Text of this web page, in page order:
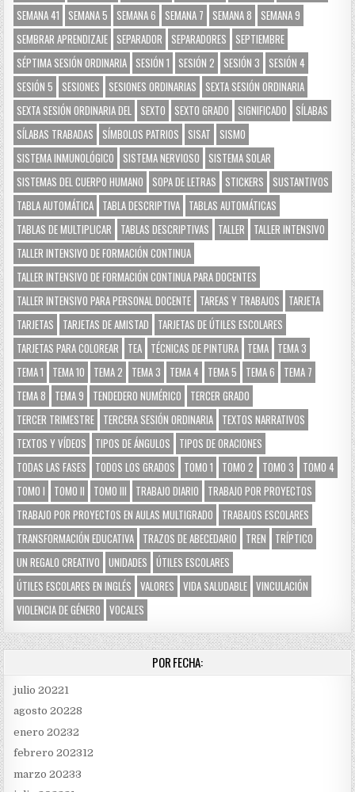
SEMANA 41
SEMANA 5 SEMANA 6 SEMANA 7 SEMANA 8
SEMANA 9
SEMBRAR APRENDIZAJE SEPARADOR SEPARADORES
SEPTIEMBRE
SÉPTIMA SESIÓN ORDINARIA SESIÓN 1 SESIÓN 2 SESIÓN 3
SESIÓN 4
SESIÓN 5
SESIONES SESIONES ORDINARIAS
SEXTA SESIÓN ORDINARIA
SEXTA SESIÓN ORDINARIA DEL
SEXTO SEXTO GRADO SIGNIFICADO
SÍLABAS
SÍLABAS TRABADAS
SÍMBOLOS PATRIOS SISAT
SISMO
SISTEMA INMUNOLÓGICO
SISTEMA NERVIOSO
SISTEMA SOLAR
SISTEMAS DEL CUERPO HUMANO
SOPA DE LETRAS STICKERS
SUSTANTIVOS
TABLA AUTOMÁTICA TABLA DESCRIPTIVA TABLAS AUTOMÁTICAS
TABLAS DE MULTIPLICAR
TABLAS DESCRIPTIVAS TALLER
TALLER INTENSIVO
TALLER INTENSIVO DE FORMACIÓN CONTINUA
TALLER INTENSIVO DE FORMACIÓN CONTINUA PARA DOCENTES
TALLER INTENSIVO PARA PERSONAL DOCENTE TAREAS Y TRABAJOS
TARJETA
TARJETAS
TARJETAS DE AMISTAD
TARJETAS DE ÚTILES ESCOLARES
TARJETAS PARA COLOREAR
TEA TÉCNICAS DE PINTURA TEMA TEMA 3
TEMA 1
TEMA 10 TEMA 2 TEMA 3 TEMA 4 TEMA 5 TEMA 6
TEMA 7
TEMA 8
TEMA 9 TENDEDERO NUMÉRICO
TERCER GRADO
TERCER TRIMESTRE TERCERA SESIÓN ORDINARIA TEXTOS NARRATIVOS
TEXTOS Y VÍDEOS
TIPOS DE ÁNGULOS
TIPOS DE ORACIONES
TODAS LAS FASES
TODOS LOS GRADOS TOMO 1 TOMO 2 TOMO 3
TOMO 4
TOMO I
TOMO II TOMO III TRABAJO DIARIO
TRABAJO POR PROYECTOS
TRABAJO POR PROYECTOS EN AULAS MULTIGRADO
TRABAJOS ESCOLARES
TRANSFORMACIÓN EDUCATIVA TRAZOS DE ABECEDARIO TREN
TRÍPTICO
UN REGALO CREATIVO
UNIDADES
ÚTILES ESCOLARES
ÚTILES ESCOLARES EN INGLÉS
VALORES VIDA SALUDABLE VINCULACIÓN
VIOLENCIA DE GÉNERO
VOCALES
POR FECHA:
julio 20221
agosto 20228
enero 20232
febrero 202312
marzo 20233